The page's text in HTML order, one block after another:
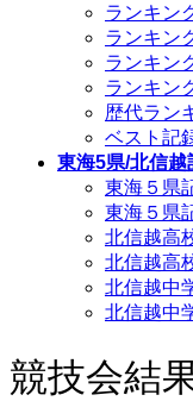
ランキン
ランキン
ランキン
ランキン
歴代ラン
ベスト記
東海5県/北信越
東海５県
東海５県
北信越高
北信越高
北信越中
北信越中
競技会結